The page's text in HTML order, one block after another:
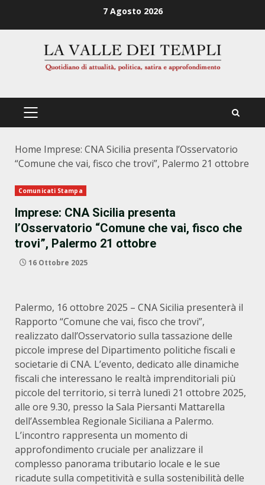
7 Agosto 2026
PRIMÄRES
Home Imprese: CNA Sicilia presenta l’Osservatorio
“Comune che vai, fisco che trovi”, Palermo 21 ottobre
Comunicati Stampa
Imprese: CNA Sicilia presenta
l’Osservatorio “Comune che vai, fisco che
trovi”, Palermo 21 ottobre
16 Ottobre 2025
Palermo, 16 ottobre 2025 – CNA Sicilia presenterà il
Rapporto “Comune che vai, fisco che trovi”,
realizzato dall’Osservatorio sulla tassazione delle
piccole imprese del Dipartimento politiche fiscali e
societarie di CNA. L’evento, dedicato alle dinamiche
fiscali che interessano le realtà imprenditoriali più
piccole del territorio, si terrà lunedì 21 ottobre 2025,
alle ore 9.30, presso la Sala Piersanti Mattarella
dell’Assemblea Regionale Siciliana a Palermo.
L’incontro rappresenta un momento di
approfondimento cruciale per analizzare il
complesso panorama tributario locale e le sue
ricadute sulla competitività e sulla sostenibilità delle